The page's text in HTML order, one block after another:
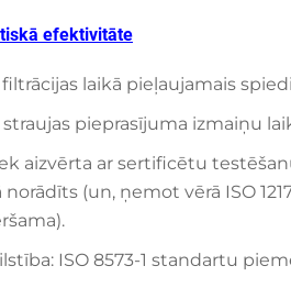
efektivitāte
laikā pieļaujamais
pieprasījuma izmaiņu
aizvērta ar sertificētu
norādīts (un, ņemot vērā ISO
ISO 8573-1 standartu